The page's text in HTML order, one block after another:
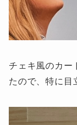
チェキ風のカー
たので、特に目